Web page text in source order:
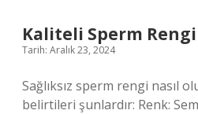
Kaliteli Sperm
Tarih: Aralık 23, 2024
Sağlıksız sperm rengi nasıl
belirtileri şunlardır: Renk: